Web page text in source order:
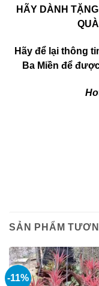
HÃY DÀNH
Hãy để lại thông
Ba Miền để
SẢN PHẨM
-11%